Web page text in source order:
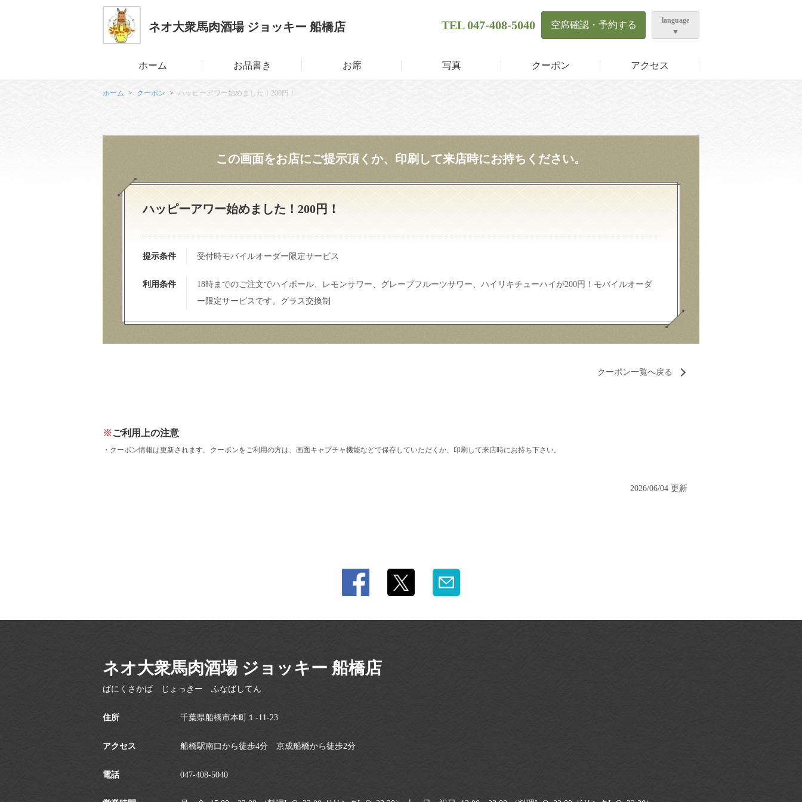
ネオ大衆馬肉酒場 ジョッキー 船橋店 TEL047-408-5040 空席確認・予約する language
ホーム お品書き お席 写真 クーポン アクセス
ホーム クーポン ハッピーアワー始めました！200円！
この画面をお店にご提示頂くか、印刷して来店時にお持ちください。
ハッピーアワー始めました！200円！
提示条件 受付時モバイルオーダー限定サービス
利用条件
18時までのご注文でハイボール、レモンサワー、グレープフルーツサワー、ハイリキチューハイが200円！モバイルオーダ
ー限定サービスです。グラス交換制
クーポン一覧へ戻る
ご利用上の注意
クーポン情報は更新されます。クーポンをご利用の方は、画面キャプチャ機能などで保存していただくか、印刷して来店時にお持ち下さい。
2026/06/04 更新
ネオ大衆馬肉酒場 ジョッキー 船橋店
ばにくさかば じょっきー ふなばしてん
住所 千葉県船橋市本町１-11-23
アクセス 船橋駅南口から徒歩4分 京成船橋から徒歩2分
電話 047-408-5040